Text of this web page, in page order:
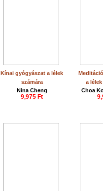
Kínai gyógyászat a lélek
számára
Nina Cheng
9,975 Ft
a
Choa